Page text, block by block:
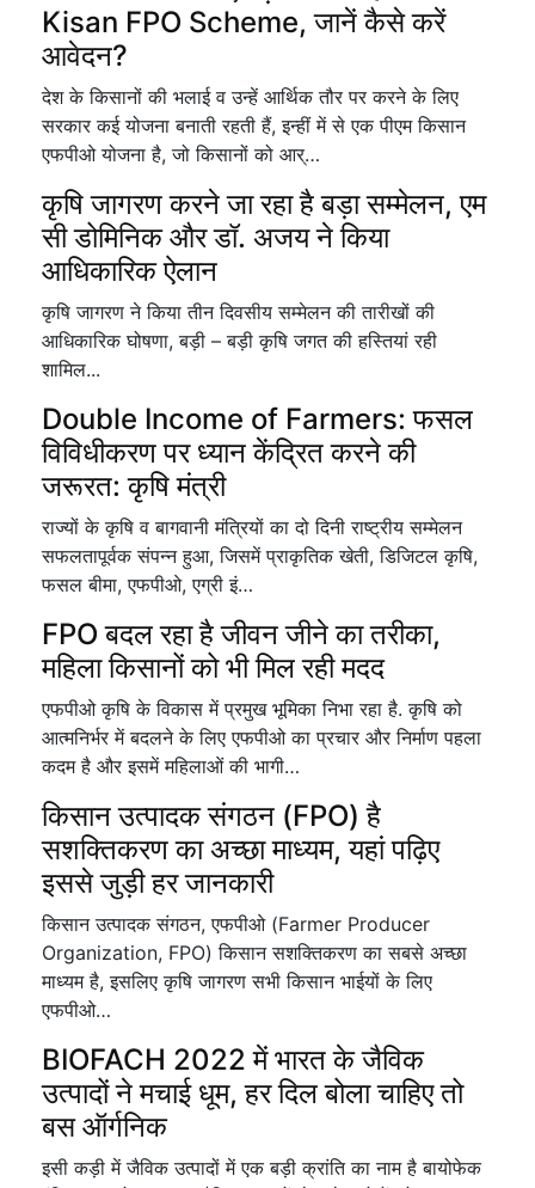
Kisan FPO Scheme, जानें कैसे करें
आवेदन?
देश के किसानों की भलाई व उन्हें आर्थिक तौर पर करने के लिए
सरकार कई योजना बनाती रहती हैं, इन्हीं में से एक पीएम किसान
एफपीओ योजना है, जो किसानों को आर्…
कृषि जागरण करने जा रहा है बड़ा सम्मेलन, एम
सी डोमिनिक और डॉ. अजय ने किया
आधिकारिक ऐलान
कृषि जागरण ने किया तीन दिवसीय सम्मेलन की तारीखों की
आधिकारिक घोषणा, बड़ी – बड़ी कृषि जगत की हस्तियां रही
शामिल...
Double Income of Farmers: फसल
विविधीकरण पर ध्यान केंद्रित करने की
जरूरत: कृषि मंत्री
राज्यों के कृषि व बागवानी मंत्रियों का दो दिनी राष्ट्रीय सम्मेलन
सफलतापूर्वक संपन्न हुआ, जिसमें प्राकृतिक खेती, डिजिटल कृषि,
फसल बीमा, एफपीओ, एग्री इं…
FPO बदल रहा है जीवन जीने का तरीका,
महिला किसानों को भी मिल रही मदद
एफपीओ कृषि के विकास में प्रमुख भूमिका निभा रहा है. कृषि को
आत्मनिर्भर में बदलने के लिए एफपीओ का प्रचार और निर्माण पहला
कदम है और इसमें महिलाओं की भागी…
किसान उत्पादक संगठन (FPO) है
सशक्तिकरण का अच्छा माध्यम, यहां पढ़िए
इससे जुड़ी हर जानकारी
किसान उत्पादक संगठन, एफपीओ (Farmer Producer
Organization, FPO) किसान सशक्तिकरण का सबसे अच्छा
माध्यम है, इसलिए कृषि जागरण सभी किसान भाईयों के लिए
एफपीओ…
BIOFACH 2022 में भारत के जैविक
उत्पादों ने मचाई धूम, हर दिल बोला चाहिए तो
बस ऑर्गनिक
इसी कड़ी में जैविक उत्पादों में एक बड़ी क्रांति का नाम है बायोफेक